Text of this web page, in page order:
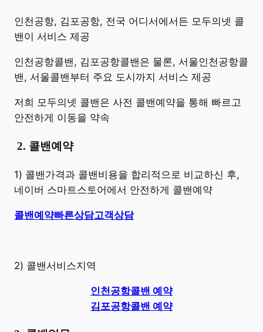
​인천공항, 김포공항, 전국 어디서에서든 모두의넷 콜
밴이 서비스 제공
인천공항콜밴, 김포공항콜밴은 물론, 서울인천공항콜
밴, 서울콜밴부터 주요 도시까지 서비스 제공
저희 모두의넷 콜밴은 사전 콜밴예약을 통해 빠르고
안전하게 이동을 약속
2. 콜밴예약
1) 콜밴가격과 콜밴비용을 합리적으로 비교하신 후,
네이버 스마트스토어에서 안전하게 콜밴예약
콜밴예약빠른상담고객상담
2) 콜밴서비스지역
인천공항콜밴 예약
김포공항콜밴 예약